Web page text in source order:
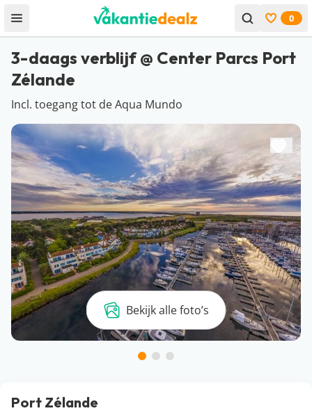
Open menu Bekijk
0
3-daags verblijf @ Center Parcs Port
Zélande
Incl. toegang tot de Aqua Mundo
Bekijk alle foto’s
Port Zélande